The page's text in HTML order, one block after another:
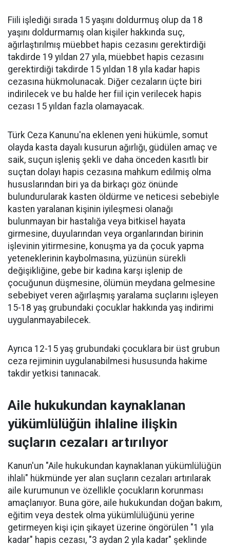
Fiili işlediği sırada 15 yaşını doldurmuş olup da 18
yaşını doldurmamış olan kişiler hakkında suç,
ağırlaştırılmış müebbet hapis cezasını gerektirdiği
takdirde 19 yıldan 27 yıla, müebbet hapis cezasını
gerektirdiği takdirde 15 yıldan 18 yıla kadar hapis
cezasına hükmolunacak. Diğer cezaların üçte biri
indirilecek ve bu halde her fiil için verilecek hapis
cezası 15 yıldan fazla olamayacak.
Türk Ceza Kanunu'na eklenen yeni hükümle, somut
olayda kasta dayalı kusurun ağırlığı, güdülen amaç ve
saik, suçun işleniş şekli ve daha önceden kasıtlı bir
suçtan dolayı hapis cezasına mahkum edilmiş olma
hususlarından biri ya da birkaçı göz önünde
bulundurularak kasten öldürme ve neticesi sebebiyle
kasten yaralanan kişinin iyileşmesi olanağı
bulunmayan bir hastalığa veya bitkisel hayata
girmesine, duyularından veya organlarından birinin
işlevinin yitirmesine, konuşma ya da çocuk yapma
yeteneklerinin kaybolmasına, yüzünün sürekli
değişikliğine, gebe bir kadına karşı işlenip de
çocuğunun düşmesine, ölümün meydana gelmesine
sebebiyet veren ağırlaşmış yaralama suçlarını işleyen
15-18 yaş grubundaki çocuklar hakkında yaş indirimi
uygulanmayabilecek.
Ayrıca 12-15 yaş grubundaki çocuklara bir üst grubun
ceza rejiminin uygulanabilmesi hususunda hakime
takdir yetkisi tanınacak.
Aile hukukundan kaynaklanan
yükümlülüğün ihlaline ilişkin
suçların cezaları artırılıyor
Kanun'un "Aile hukukundan kaynaklanan yükümlülüğün
ihlali" hükmünde yer alan suçların cezaları artırılarak
aile kurumunun ve özellikle çocukların korunması
amaçlanıyor. Buna göre, aile hukukundan doğan bakım,
eğitim veya destek olma yükümlülüğünü yerine
getirmeyen kişi için şikayet üzerine öngörülen "1 yıla
kadar" hapis cezası, "3 aydan 2 yıla kadar" şeklinde